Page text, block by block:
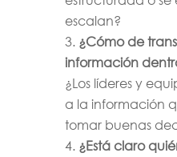
escalan?
¿Cómo de
información
¿Los líderes y
a la información
tomar buenas
¿Está claro